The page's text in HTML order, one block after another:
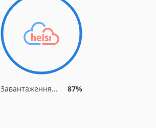
Завантаження... 90%